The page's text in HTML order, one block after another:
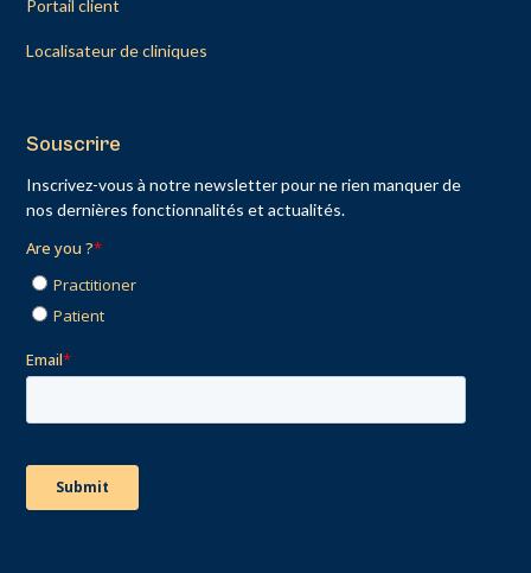
Portail client
Localisateur de cliniques
Souscrire
Inscrivez-vous à notre newsletter pour ne rien manquer de
nos dernières fonctionnalités et actualités.